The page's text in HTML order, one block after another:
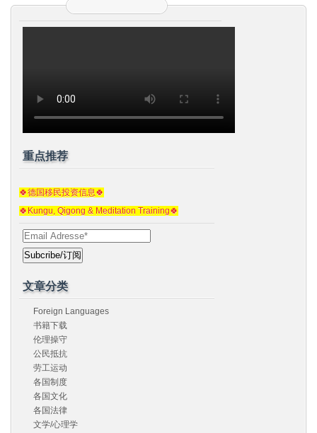
重点推荐
🍀德国移民投资信息🍀
🍀Kungu, Qigong & Meditation Training🍀
文章分类
Foreign Languages
书籍下载
伦理操守
公民抵抗
劳工运动
各国制度
各国文化
各国法律
文学/心理学